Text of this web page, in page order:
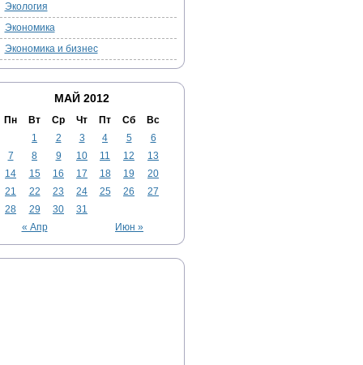
Экология
Экономика
Экономика и бизнес
МАЙ 2012
Пн Вт Ср Чт Пт Сб Вс
« Апр Июн »
1 2 3 4 5
6
7
8 9 10 11 12
13
14
15 16 17 18 19
20
21
22 23 24 25 26
27
28
29 30 31